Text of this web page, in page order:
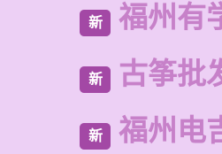
新 福州有
新 古筝批
新 福州电